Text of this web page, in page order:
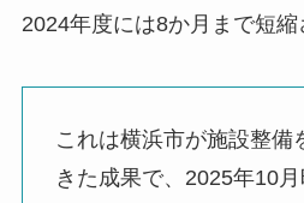
2024年度には8か月まで短縮
これは横浜市が施設整備
きた成果で、2025年10